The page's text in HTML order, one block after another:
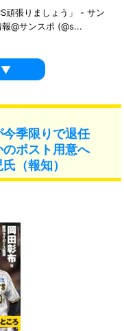
頑張りましょう」 - サン
@サンスポ (@s...
今季限りで退任
のポスト用意へ
（報知）